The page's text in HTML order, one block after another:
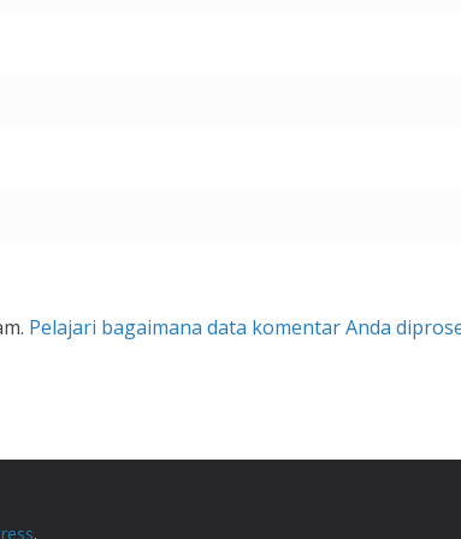
Pelajari bagaimana data komentar Anda
.